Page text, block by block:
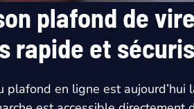
plafond de
rapide et
plafond en ligne est